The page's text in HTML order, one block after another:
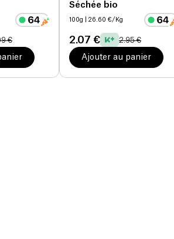
€
Séchée bio
100g | 26.60 €/Kg
2.07 € 2.95 €
Ajouter au panier